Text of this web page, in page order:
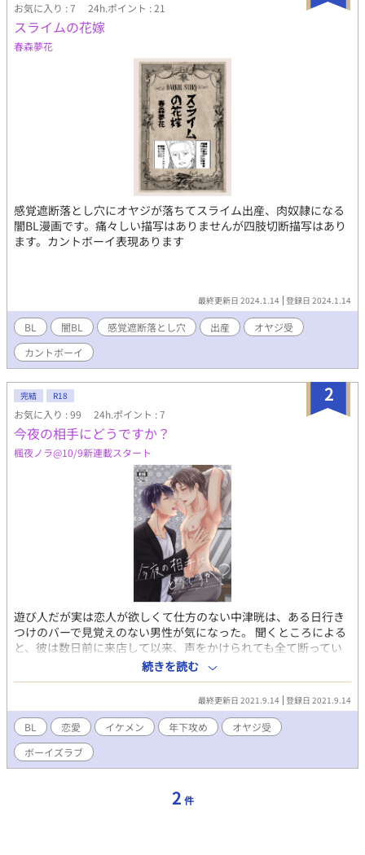
お気に入り : 7 24h.ポイント : 21
スライムの花嫁
春森夢花
感覚遮断落とし穴にオヤジが落ちてスライム出産、肉奴隷になる
闇BL漫画です。痛々しい描写はありませんが四肢切断描写はあり
ます。カントボーイ表現あります
最終更新日 2024.1.14 登録日 2024.1.14
BL 闇BL 感覚遮断落とし穴 出産
オヤジ受
カントボーイ
2
完結 R18
お気に入り : 99 24h.ポイント : 7
今夜の相手にどうですか？
楓夜ノラ@10/9新連載スタート
遊び人だが実は恋人が欲しくて仕方のない中津晄は、ある日行き
つけのバーで見覚えのない男性が気になった。 聞くところによる
と、彼は数日前に来店して以来、声をかけられても全て断ってい
るという。 まさか自分と同じで恋人を探しているのでは――…。
ヤリチン青年×美人系中年の体から始まる恋のお話です。
続きを読む
最終更新日 2021.9.14 登録日 2021.9.14
BL 恋愛 イケメン 年下攻め
オヤジ受
ボーイズラブ
2 件